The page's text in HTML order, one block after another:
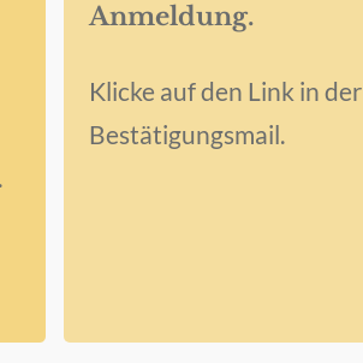
Anmeldung.
Klicke auf den Link in der
Bestätigungsmail.